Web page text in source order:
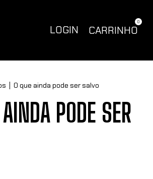
LOGIN CARRINHO
0
O que ainda pode ser salvo
PODE SER